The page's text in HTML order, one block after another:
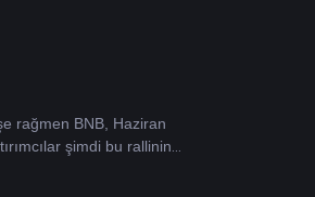
rağmen BNB, Haziran
şimdi bu rallinin